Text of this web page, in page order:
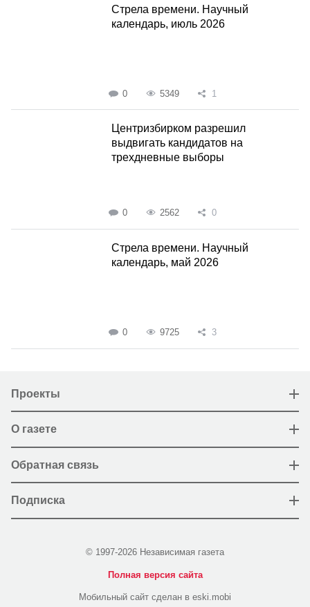
Стрела времени. Научный
календарь, июль 2026
0 5349 1
Центризбирком разрешил
выдвигать кандидатов на
трехдневные выборы
0 2562 0
Стрела времени. Научный
календарь, май 2026
0 9725 3
Проекты
О газете
Обратная связь
Подписка
© 1997-2026 Независимая газета
Полная версия сайта
Мобильный сайт сделан в eski.mobi